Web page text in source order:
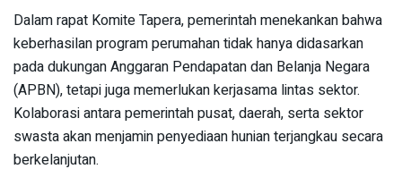
Dalam rapat Komite Tapera, pemerintah menekankan bahwa
keberhasilan program perumahan tidak hanya didasarkan
pada dukungan Anggaran Pendapatan dan Belanja Negara
(APBN), tetapi juga memerlukan kerjasama lintas sektor.
Kolaborasi antara pemerintah pusat, daerah, serta sektor
swasta akan menjamin penyediaan hunian terjangkau secara
berkelanjutan.